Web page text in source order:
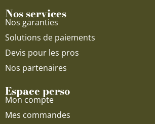
Nos services
Nos garanties
Solutions de paiements
Devis pour les pros
Nos partenaires
Espace perso
Mon compte
Mes commandes